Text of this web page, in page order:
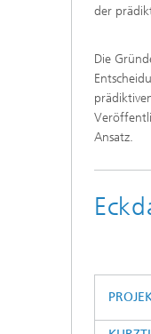
der
Die
Ansatz.